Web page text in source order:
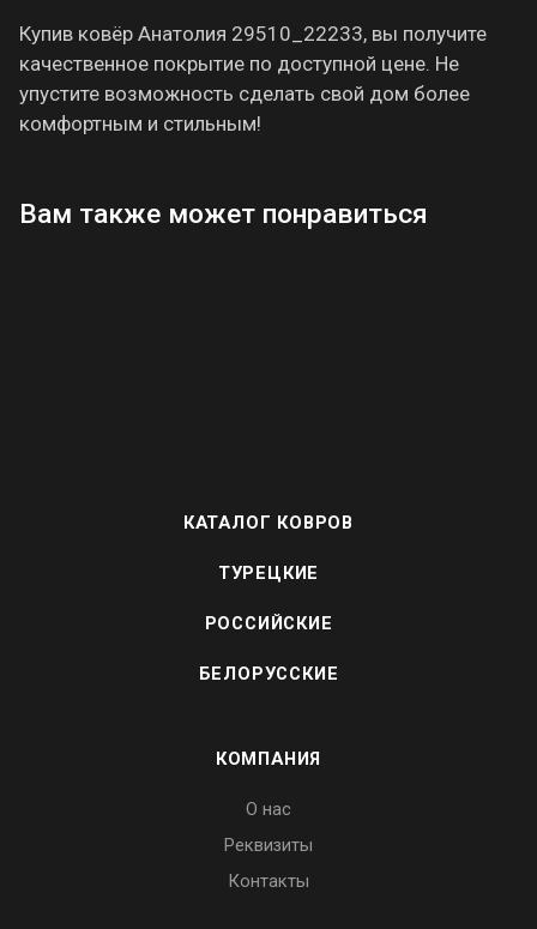
Купив ковёр Анатолия 29510_22233, вы получите
качественное покрытие по доступной цене. Не
упустите возможность сделать свой дом более
комфортным и стильным!
Вам также может понравиться
КАТАЛОГ КОВРОВ
ТУРЕЦКИЕ
РОССИЙСКИЕ
БЕЛОРУССКИЕ
КОМПАНИЯ
О нас
Реквизиты
Контакты